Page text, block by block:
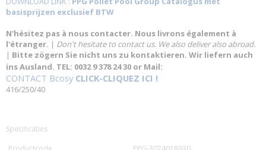
basisprijzen exclusief BTW
N'hésitez pas à nous contacter. Nous livrons également à
l'étranger. | Don't hesitate to contact us. We also deliver also abroad.
| Bitte zögern Sie nicht uns zu kontaktieren. Wir liefern auch
ins Ausland. TEL: 0032 9 378 24 30 or Mail:
CONTACT Bcosy CLICK-CLIQUEZ ICI !
416/250/40
Specificaties